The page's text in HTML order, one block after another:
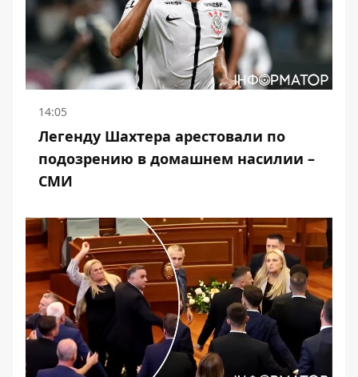
14:05
Легенду Шахтера арестовали по
подозрению в домашнем насилии –
СМИ